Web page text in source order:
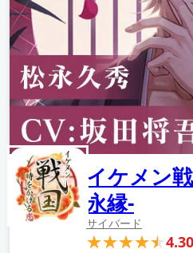
イケメン
永縁-
サイバード
4.30